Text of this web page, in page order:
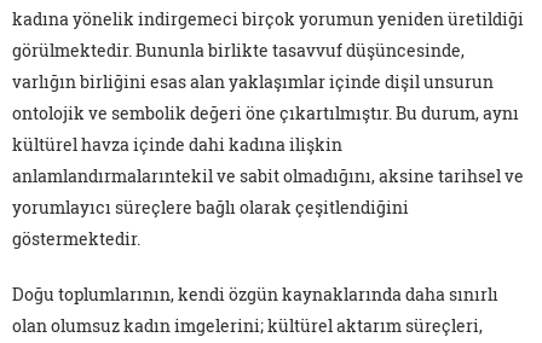
kadına yönelik indirgemeci birçok yorumun yeniden üretildiği
görülmektedir. Bununla birlikte tasavvuf düşüncesinde,
varlığın birliğini esas alan yaklaşımlar içinde dişil unsurun
ontolojik ve sembolik değeri öne çıkartılmıştır. Bu durum, aynı
kültürel havza içinde dahi kadına ilişkin
anlamlandırmalarıntekil ve sabit olmadığını, aksine tarihsel ve
yorumlayıcı süreçlere bağlı olarak çeşitlendiğini
göstermektedir.
Doğu toplumlarının, kendi özgün kaynaklarında daha sınırlı
olan olumsuz kadın imgelerini; kültürel aktarım süreçleri,